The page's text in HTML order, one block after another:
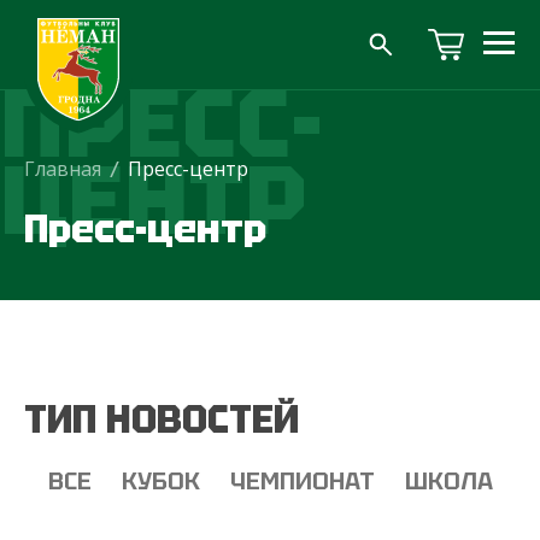
ПРЕСС-
ЦЕНТР
Главная / Пресс-центр
Пресс-центр
ТИП НОВОСТЕЙ
ВСЕ КУБОК ЧЕМПИОНАТ ШКОЛА